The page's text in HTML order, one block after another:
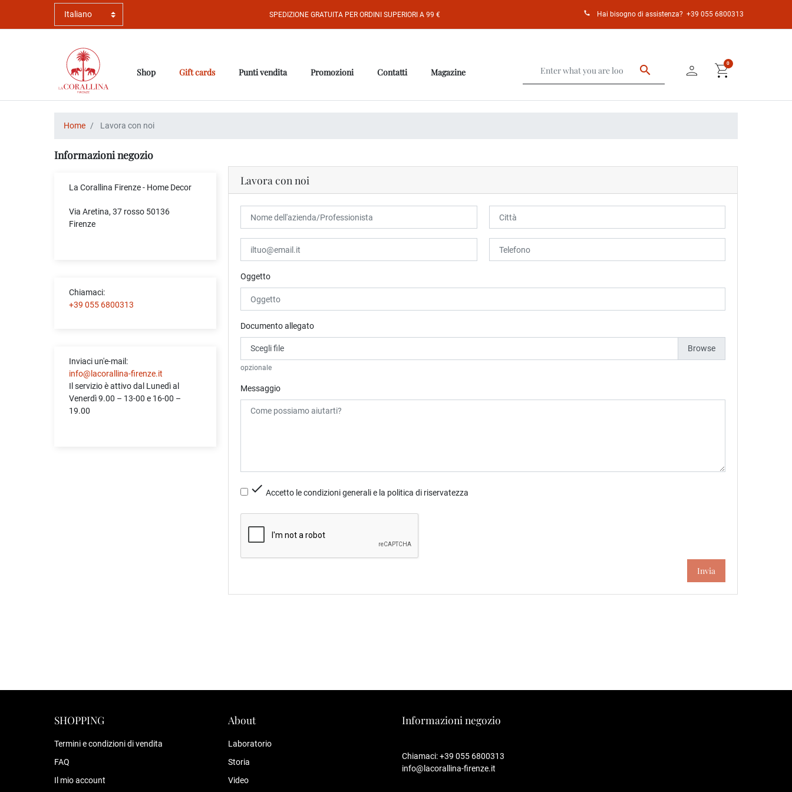
SPEDIZIONE GRATUITA PER ORDINI SUPERIORI A 99 € call Hai bisogno di assistenza? +39 055 6800313
Shop Gift cards Punti vendita Promozioni Contatti Magazine search person shopping_cart
0
Home Lavora con noi
Informazioni negozio
La Corallina Firenze - Home Decor
Via Aretina, 37 rosso 50136
Firenze
Chiamaci:
+39 055 6800313
Inviaci un'e-mail:
info@lacorallina-firenze.it
Il servizio è attivo dal Lunedì al
Venerdì 9.00 – 13-00 e 16-00 –
19.00
Lavora con noi
Oggetto
Documento allegato
Scegli file
opzionale
Messaggio
 Accetto le condizioni generali e la politica di riservatezza
SHOPPING
Termini e condizioni di vendita
FAQ
Il mio account
About
Laboratorio
Storia
Video
Informazioni negozio
Chiamaci:+39 055 6800313
info@lacorallina-firenze.it